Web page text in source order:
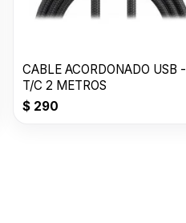
CABLE ACORDONADO USB -
T/C 2 METROS
$ 290